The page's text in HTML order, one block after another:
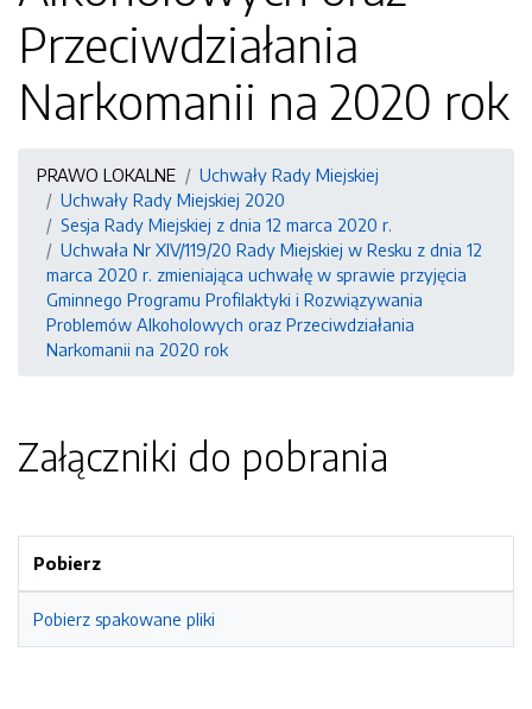
Przeciwdziałania
Narkomanii na 2020 rok
PRAWO LOKALNE
Uchwały Rady Miejskiej
Uchwały Rady Miejskiej 2020
Sesja Rady Miejskiej z dnia 12 marca 2020 r.
Uchwała Nr XIV/119/20 Rady Miejskiej w Resku z dnia 12
marca 2020 r. zmieniająca uchwałę w sprawie przyjęcia
Gminnego Programu Profilaktyki i Rozwiązywania
Problemów Alkoholowych oraz Przeciwdziałania
Narkomanii na 2020 rok
Załączniki do pobrania
Pobierz
Pobierz spakowane pliki